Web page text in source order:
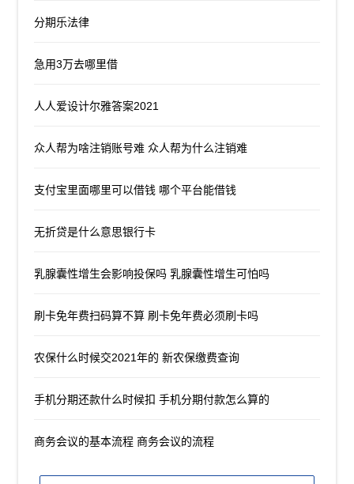
分期乐法律
急用3万去哪里借
人人爱设计尔雅答案2021
众人帮为啥注销账号难 众人帮为什么注销难
支付宝里面哪里可以借钱 哪个平台能借钱
无折贷是什么意思银行卡
乳腺囊性增生会影响投保吗 乳腺囊性增生可怕吗
刷卡免年费扫码算不算 刷卡免年费必须刷卡吗
农保什么时候交2021年的 新农保缴费查询
手机分期还款什么时候扣 手机分期付款怎么算的
商务会议的基本流程 商务会议的流程